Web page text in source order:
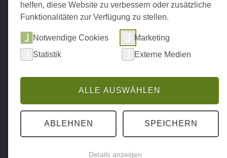
helfen, diese Website zu verbessern oder zusätzliche
Funktionalitäten zur Verfügung zu stellen.
Notwendige Cookies
Marketing
Statistik
Externe Medien
ALLE AUSWÄHLEN
ABLEHNEN SPEICHERN
Details anzeigen